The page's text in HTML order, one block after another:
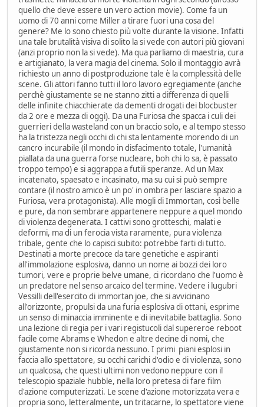
quello che deve essere un vero action movie). Come fa un
uomo di 70 anni come Miller a tirare fuori una cosa del
genere? Me lo sono chiesto più volte durante la visione. Infatti
una tale brutalità visiva di solito la si vede con autori più giovani
(anzi proprio non la si vede). Ma qua parliamo di maestria, cura
e artigianato, la vera magia del cinema. Solo il montaggio avrà
richiesto un anno di postproduzione tale è la complessità delle
scene. Gli attori fanno tutti il loro lavoro egregiamente (anche
perchè giustamente se ne stanno zitti a differenza di quelli
delle infinite chiacchierate da dementi drogati dei blocbuster
da 2 ore e mezza di oggi). Da una Furiosa che spacca i culi dei
guerrieri della wasteland con un braccio solo, e al tempo stesso
ha la tristezza negli occhi di chi sta lentamente morendo di un
cancro incurabile (il mondo in disfacimento totale, l'umanità
piallata da una guerra forse nucleare, boh chi lo sa, è passato
troppo tempo) e si aggrappa a futili speranze. Ad un Max
incatenato, spaesato e incasinato, ma su cui si può sempre
contare (il nostro amico è un po' in ombra per lasciare spazio a
Furiosa, vera protagonista). Alle mogli di Immortan, così belle
e pure, da non sembrare appartenere neppure a quel mondo
di violenza degenerata. I cattivi sono grotteschi, malati e
deformi, ma di un ferocia vista raramente, pura violenza
tribale, gente che lo capisci subito: potrebbe farti di tutto.
Destinati a morte precoce da tare genetiche e aspiranti
all'immolazione esplosiva, danno un nome ai bozzi dei loro
tumori, vere e proprie belve umane, ci ricordano che l'uomo è
un predatore nel senso arcaico del termine. Vedere i lugubri
Vessilli dell'esercito di immortan joe, che si avvicinano
all'orizzonte, propulsi da una furia esplosiva di ottani, esprime
un senso di minaccia imminente e di inevitabile battaglia. Sono
una lezione di regia per i vari registucoli dal supereroe reboot
facile come Abrams e Whedon e altre decine di nomi, che
giustamente non si ricorda nessuno. I primi piani esplosi in
faccia allo spettatore, su occhi carichi d'odio e di violenza, sono
un qualcosa, che questi ultimi non vedono neppure con il
telescopio spaziale hubble, nella loro pretesa di fare film
d'azione computerizzati. Le scene d'azione motorizzata vera e
propria sono, letteralmente, un tritacarne, lo spettatore viene